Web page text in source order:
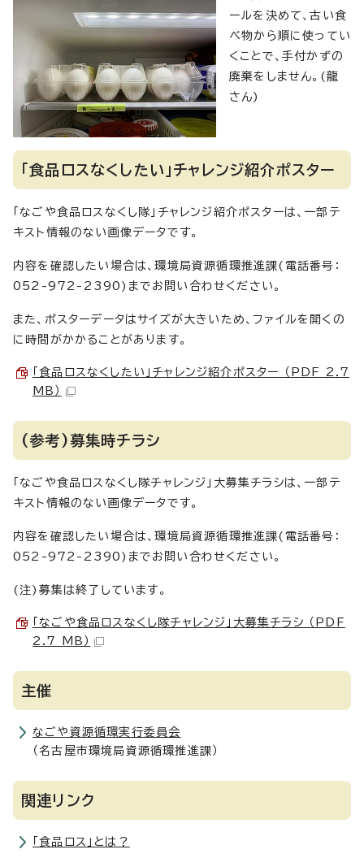
ールを決めて、古い食
べ物から順に使ってい
くことで、手付かずの
廃棄をしません。(龍
さん)
「食品ロスなくしたい」チャレンジ紹介ポスター
「なごや食品ロスなくし隊」チャレンジ紹介ポスターは、一部テ
キスト情報のない画像データです。
内容を確認したい場合は、環境局資源循環推進課(電話番号：
052-972-2390)までお問い合わせください。
また、ポスターデータはサイズが大きいため、ファイルを開くの
に時間がかかることがあります。
「食品ロスなくしたい」チャレンジ紹介ポスター （PDF 2.7
MB）
(参考)募集時チラシ
「なごや食品ロスなくし隊チャレンジ」大募集チラシは、一部テ
キスト情報のない画像データです。
内容を確認したい場合は、環境局資源循環推進課(電話番号：
052-972-2390)までお問い合わせください。
(注)募集は終了しています。
「なごや食品ロスなくし隊チャレンジ」大募集チラシ （PDF
2.7 MB）
主催
なごや資源循環実行委員会
（名古屋市環境局資源循環推進課）
関連リンク
「食品ロス」とは？